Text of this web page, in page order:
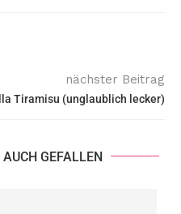
nächster Beitrag
Tiramisu (unglaublich lecker)
GEFALLEN